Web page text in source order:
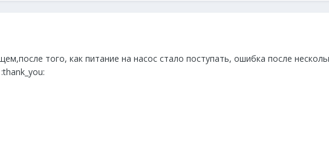
того, как питание на насос стало поступать, ошибка после